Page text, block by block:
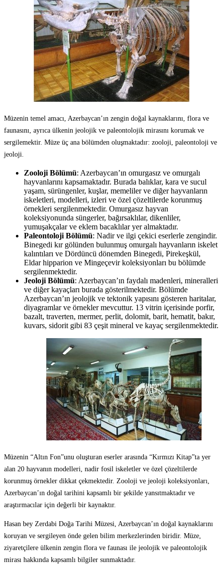
Müzenin temel amacı, Azerbaycan’ın zengin doğal kaynaklarını, flora ve
faunasını, ayrıca ülkenin jeolojik ve paleontolojik mirasını korumak ve
sergilemektir. Müze üç ana bölümden oluşmaktadır: zooloji, paleontoloji ve
jeoloji.
Zooloji Bölümü: Azerbaycan’ın omurgasız ve omurgalı
hayvanlarını kapsamaktadır. Burada balıklar, kara ve sucul
yaşam, sürüngenler, kuşlar, memeliler ve diğer hayvanların
iskeletleri, modelleri, izleri ve özel çözeltilerde korunmuş
örnekleri sergilenmektedir. Omurgasız hayvan
koleksiyonunda süngerler, bağırsaklılar, dikenliler,
yumuşakçalar ve eklem bacaklılar yer almaktadır.
Paleontoloji Bölümü: Nadir ve ilgi çekici eserlerle zengindir.
Binegedi kır gölünden bulunmuş omurgalı hayvanların iskelet
kalıntıları ve Dördüncü dönemden Binegedi, Pirekeşkül,
Eldar hipparion ve Mingeçevir koleksiyonları bu bölümde
sergilenmektedir.
Jeoloji Bölümü: Azerbaycan’ın faydalı madenleri, mineralleri
ve diğer kayaçları burada gösterilmektedir. Bölümde
Azerbaycan’ın jeolojik ve tektonik yapısını gösteren haritalar,
diyagramlar ve örnekler mevcuttur. 13 vitrin içerisinde porfir,
bazalt, traverten, mermer, perlit, dolomit, barit, hematit, bakır,
kuvars, sidorit gibi 83 çeşit mineral ve kayaç sergilenmektedir.
Müzenin “Altın Fon”unu oluşturan eserler arasında “Kırmızı Kitap”ta yer
alan 20 hayvanın modelleri, nadir fosil iskeletler ve özel çözeltilerde
korunmuş örnekler dikkat çekmektedir. Zooloji ve jeoloji koleksiyonları,
Azerbaycan’ın doğal tarihini kapsamlı bir şekilde yansıtmaktadır ve
araştırmacılar için değerli bir kaynaktır.
Hasan bey Zerdabi Doğa Tarihi Müzesi, Azerbaycan’ın doğal kaynaklarını
koruyan ve sergileyen önde gelen bilim merkezlerinden biridir. Müze,
ziyaretçilere ülkenin zengin flora ve faunası ile jeolojik ve paleontolojik
mirası hakkında kapsamlı bilgiler sunmaktadır.